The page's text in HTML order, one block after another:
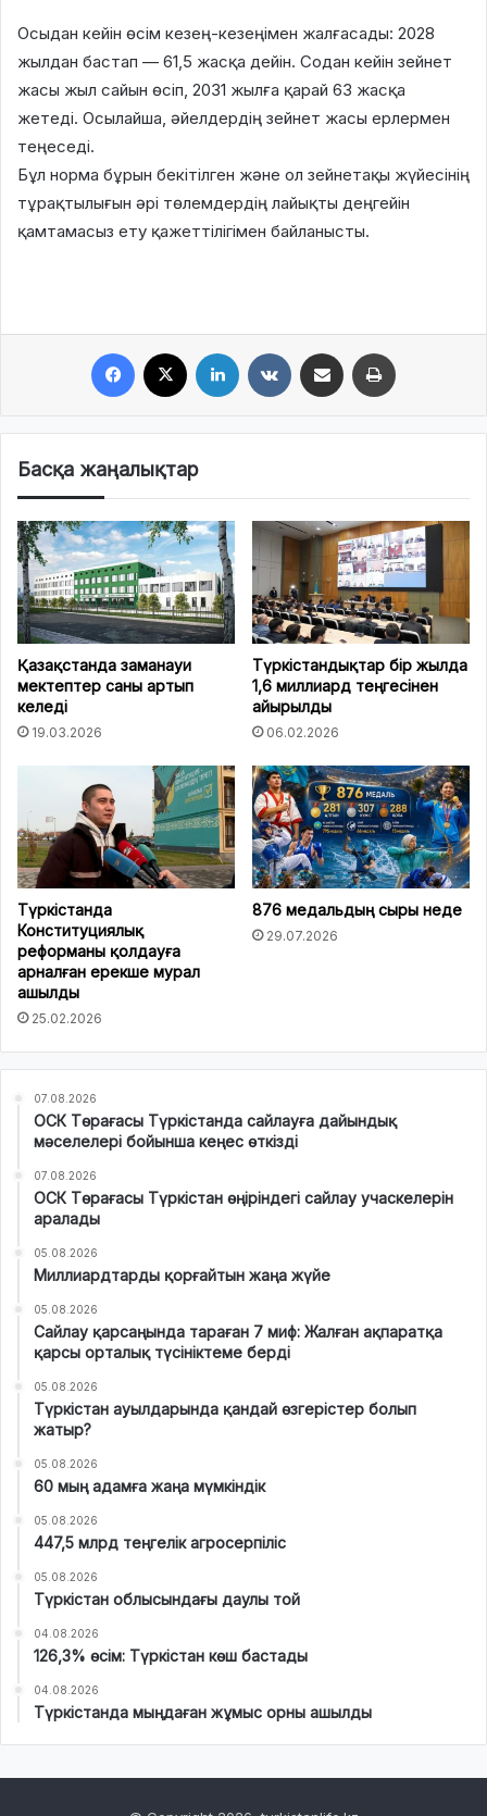
Осыдан кейін өсім кезең-кезеңімен жалғасады: 2028
жылдан бастап — 61,5 жасқа дейін. Содан кейін зейнет
жасы жыл сайын өсіп, 2031 жылға қарай 63 жасқа
жетеді. Осылайша, әйелдердің зейнет жасы ерлермен
теңеседі.
Бұл норма бұрын бекітілген және ол зейнетақы жүйесінің
тұрақтылығын әрі төлемдердің лайықты деңгейін
қамтамасыз ету қажеттілігімен байланысты.
Басқа жаңалықтар
Қазақстанда заманауи
мектептер саны артып
келеді
19.03.2026
Түркістандықтар бір жылда
1,6 миллиард теңгесінен
айырылды
06.02.2026
Түркістанда
Конституциялық
реформаны қолдауға
арналған ерекше мурал
ашылды
25.02.2026
876 медальдың сыры неде
29.07.2026
07.08.2026
ОСК Төрағасы Түркістанда сайлауға дайындық
мәселелері бойынша кеңес өткізді
07.08.2026
ОСК Төрағасы Түркістан өңіріндегі сайлау учаскелерін
аралады
05.08.2026
Миллиардтарды қорғайтын жаңа жүйе
05.08.2026
Сайлау қарсаңында тараған 7 миф: Жалған ақпаратқа
қарсы орталық түсініктеме берді
05.08.2026
Түркістан ауылдарында қандай өзгерістер болып
жатыр?
05.08.2026
60 мың адамға жаңа мүмкіндік
05.08.2026
447,5 млрд теңгелік агросерпіліс
05.08.2026
Түркістан облысындағы даулы той
04.08.2026
126,3% өсім: Түркістан көш бастады
04.08.2026
Түркістанда мыңдаған жұмыс орны ашылды